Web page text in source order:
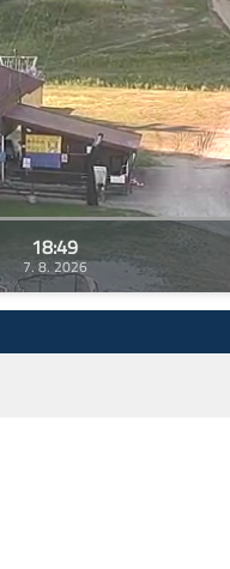
18:49
7. 8. 2026